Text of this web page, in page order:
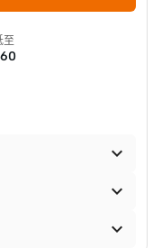
至


